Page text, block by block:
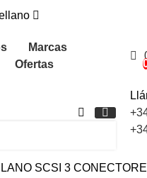
Marcas
Ofertas
SCSI 3